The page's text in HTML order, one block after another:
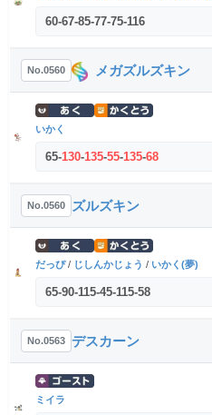
60-67-85-77-75-116
No.0560 メガズルズキン
いかく
65-130-135-55-135-68
No.0560 ズルズキン
だっぴ/ じしんかじょう / いかく(夢)
65-90-115-45-115-58
No.0563 デスカーン
ミイラ